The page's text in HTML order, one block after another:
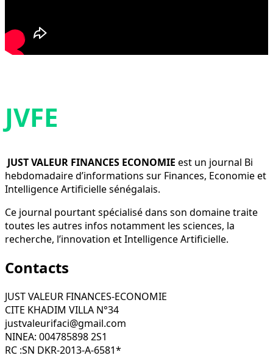
JVFE
JUST VALEUR FINANCES ECONOMIE est un journal Bi
hebdomadaire d’informations sur Finances, Economie et
Intelligence Artificielle sénégalais.
Ce journal pourtant spécialisé dans son domaine traite
toutes les autres infos notamment les sciences, la
recherche, l’innovation et Intelligence Artificielle.
Contacts
JUST VALEUR FINANCES-ECONOMIE
CITE KHADIM VILLA N°34
justvaleurifaci@gmail.com
NINEA: 004785898 2S1
RC :SN DKR-2013-A-6581*